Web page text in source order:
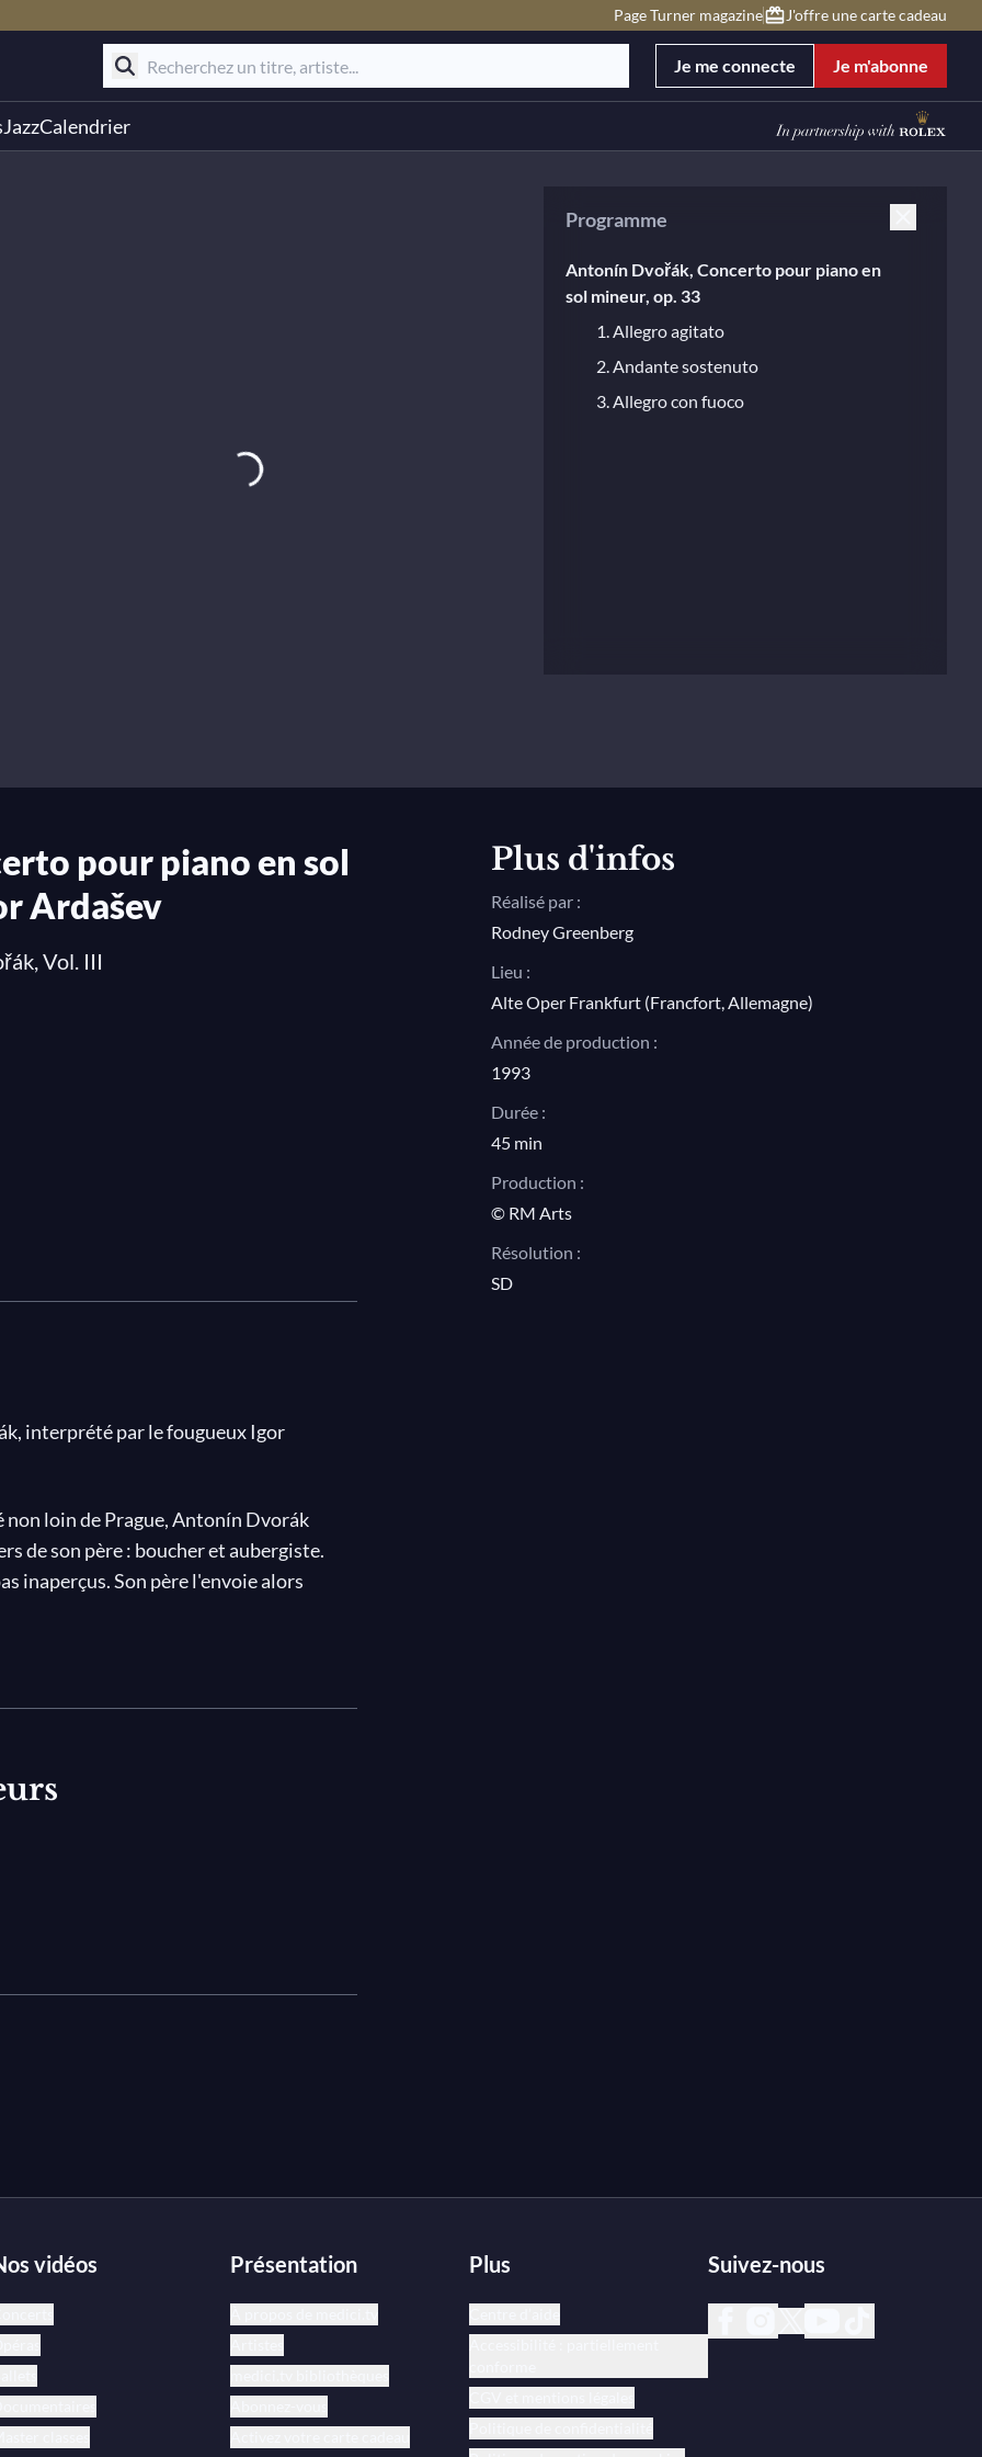
Page Turner magazine J'offre une carte cadeau
Je me connecte Je m'abonne
JazzCalendrier
Programme
Antonín Dvořák, Concerto pour piano en
sol mineur, op. 33
1. Allegro agitato
2. Andante sostenuto
3. Allegro con fuoco
pour piano en sol
Ardašev
Vol. III
interprété par le fougueux Igor
loin de Prague, Antonín Dvorák
de son père : boucher et aubergiste.
inaperçus. Son père l'envoie alors
1857. Musicien à la
classiques et contemporaines.
en France, en Angleterre et aux
une œuvre considérable dont le
violoncelle). Composé en 1876 et créé
ne repose pas sur une opposition
Plus d'infos
Réalisé par :
Rodney Greenberg
Lieu :
Alte Oper Frankfurt (Francfort, Allemagne)
Année de production :
1993
Durée :
45 min
Production :
© RM Arts
Résolution :
SD
vidéos Présentation Plus Suivez-nous